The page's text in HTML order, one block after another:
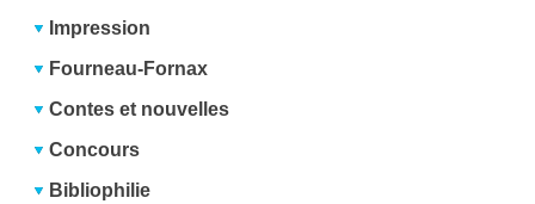
Impression
Fourneau-Fornax
Contes et nouvelles
Concours
Bibliophilie